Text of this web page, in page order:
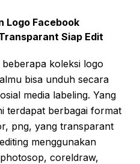
Logo Facebook
Siap Edit
koleksi logo
bisa unduh secara
media labeling. Yang
terdapat berbagai format
png, yang transparant
menggunakan
coreldraw,